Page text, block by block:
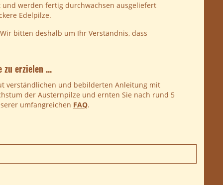
werden fertig durchwachsen ausgeliefert
Edelpilze.
bitten deshalb um Ihr Verständnis, dass
zu erzielen ...
verständlichen und bebilderten Anleitung mit
der Austernpilze und ernten Sie nach rund 5
umfangreichen FAQ.